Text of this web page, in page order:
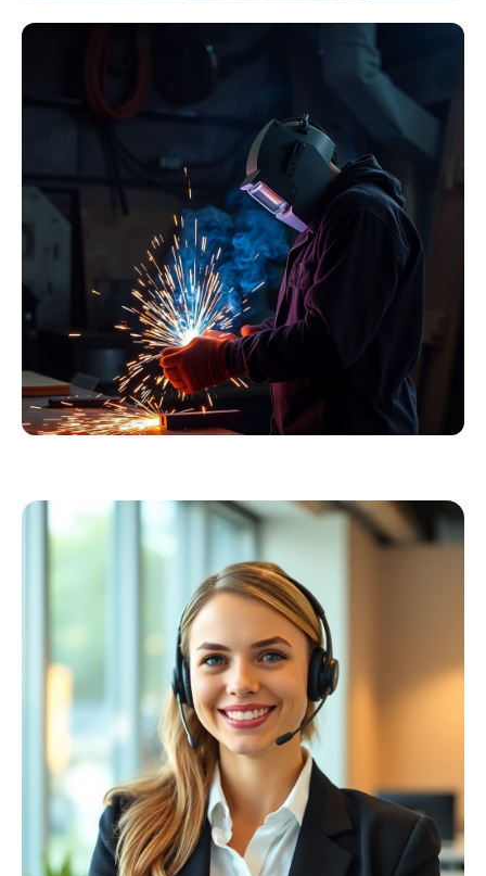
Winter Arbeitskleidung
Essentials
Schweißer
Profiausrüstung
Kollektion ansehen